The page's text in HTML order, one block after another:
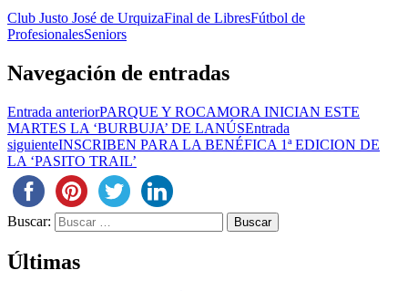
Club Justo José de UrquizaFinal de LibresFútbol de
ProfesionalesSeniors
Navegación de entradas
Entrada anteriorPARQUE Y ROCAMORA INICIAN ESTE
MARTES LA ‘BURBUJA’ DE LANÚSEntrada
siguienteINSCRIBEN PARA LA BENÉFICA 1ª EDICION DE
LA ‘PASITO TRAIL’
Buscar:
Últimas